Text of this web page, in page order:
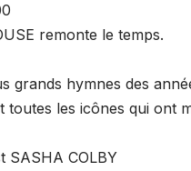
remonte le temps.
grands hymnes des
toutes les icônes qui ont
SASHA COLBY